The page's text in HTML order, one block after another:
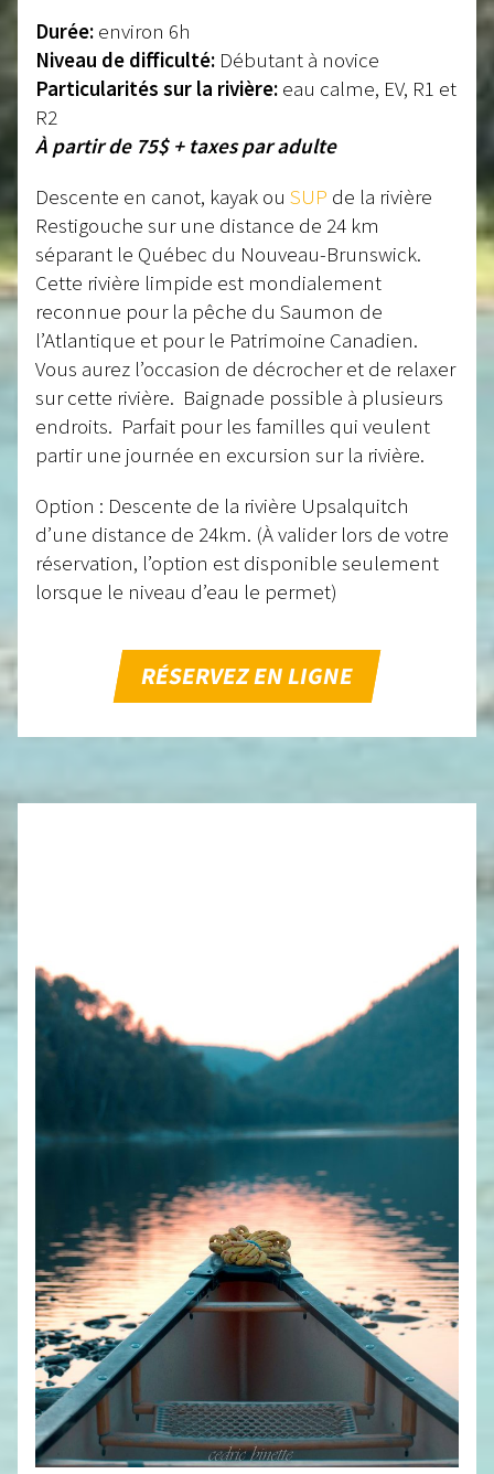
Durée: environ 6h
Niveau de difficulté: Débutant à novice
Particularités sur la rivière: eau calme, EV, R1 et
R2
À partir de 75$ + taxes par adulte
Descente en canot, kayak ou SUP de la rivière
Restigouche sur une distance de 24 km
séparant le Québec du Nouveau-Brunswick.
Cette rivière limpide est mondialement
reconnue pour la pêche du Saumon de
l’Atlantique et pour le Patrimoine Canadien.
Vous aurez l’occasion de décrocher et de relaxer
sur cette rivière. Baignade possible à plusieurs
endroits. Parfait pour les familles qui veulent
partir une journée en excursion sur la rivière.
Option : Descente de la rivière Upsalquitch
d’une distance de 24km. (À valider lors de votre
réservation, l’option est disponible seulement
lorsque le niveau d’eau le permet)
RÉSERVEZ EN LIGNE